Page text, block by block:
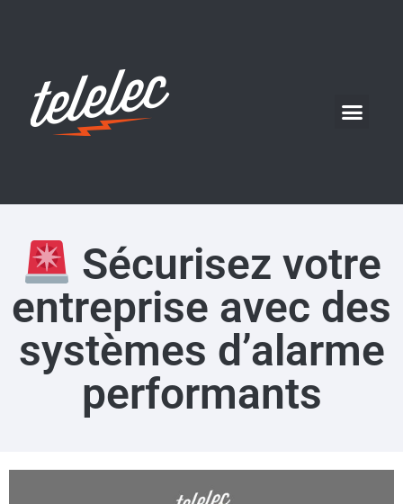
Sécurisez votre
entreprise avec des
systèmes d’alarme
performants